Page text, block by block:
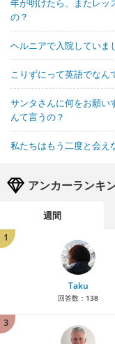
年が明けたら、またレッ
の？
ヘルニアで入院していま
こりずにって英語でなん
サンタさんに何をお願い
んて言うの？
私たちはもう二度と会え
アンカーランキ
週間
1
Taku
回答数： 138
3